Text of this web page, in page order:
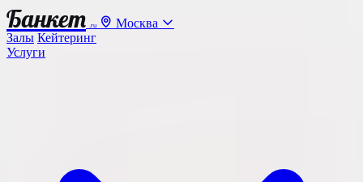
Банкет .ru
Москва
Залы Кейтеринг
Услуги